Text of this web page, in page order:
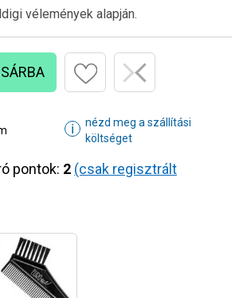
vélemények alapján.
ℹ
nézd meg a szállítási
költséget
pontok: 2 (csak regisztrált